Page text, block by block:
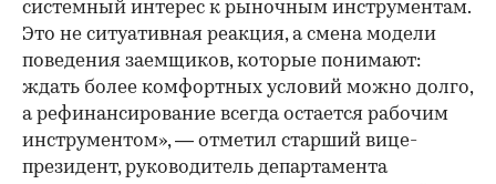
системный интерес к рыночным инструментам.
Это не ситуативная реакция, а смена модели
поведения заемщиков, которые понимают:
ждать более комфортных условий можно долго,
а рефинансирование всегда остается рабочим
инструментом», — отметил старший вице-
президент, руководитель департамента